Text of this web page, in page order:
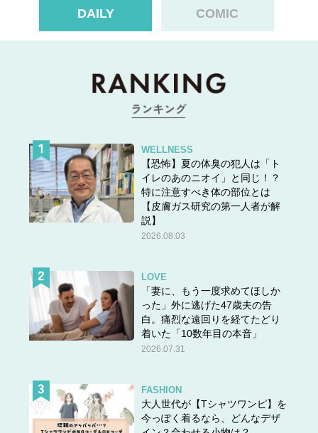
DAILY COMIC
WELLNESS
【恐怖】夏の体臭の犯人は「ト
イレのあのニオイ」と同じ！？
特に注意すべき体の部位とは
【皮膚ガス研究の第一人者が解
説】
2026.08.03
LOVE
「妻に、もう一度求めてほしか
った」外に逃げた47歳夫の告
白。痛烈な遠回りを経てたどり
着いた「10数年目の本音」
2026.07.31
FASHION
大人世代が【Tシャツワンピ】を
今っぽく着るなら、どんなデザ